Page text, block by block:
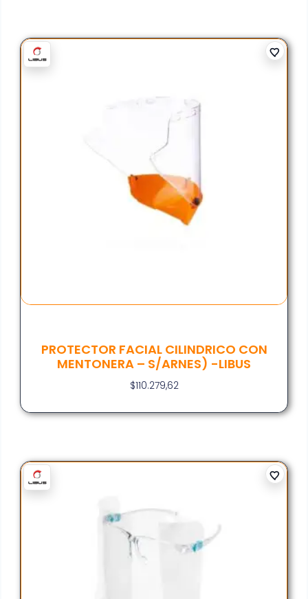
PROTECTOR FACIAL CILINDRICO CON
MENTONERA – S/ARNES) -LIBUS
$110.279,62